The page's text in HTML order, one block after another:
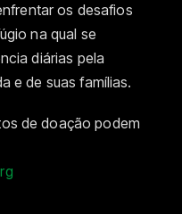
os desafios
na qual se
diárias pela
e de suas famílias.
de doação podem